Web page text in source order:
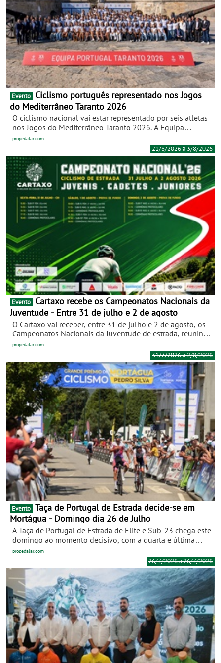
Evento
do Mediterrâneo Taranto 2026
O ciclismo nacional vai estar representado por seis atletas
nos Jogos do Mediterrâneo Taranto 2026. A Equipa
Portugal foi oficialmente apresentada esta segunda-feira,
na Fortaleza de São Julião da Barra, em Oeiras. A
competição vai decorrer entre 21 de agosto e 3 de
setembro, em Taranto, Itália, reunindo cerca de 5.000
atletas de 26 países.
propedalar.com
21/8/2026 a 3/8/2026
Evento
Juventude - Entre 31 de julho e 2 de agosto
O Cartaxo vai receber, entre 31 de julho e 2 de agosto, os
Campeonatos Nacionais da Juventude de estrada, reunindo
os melhores jovens ciclistas portugueses na luta pelos
títulos nacionais de contrarrelógio e fundo nas categorias
de juvenis (sub-15), cadetes (sub-17) e juniores (sub-19).
propedalar.com
31/7/2026 a 2/8/2026
Evento
Mortágua - Domingo dia 26 de Julho
A Taça de Portugal de Estrada de Elite e Sub-23 chega este
domingo ao momento decisivo, com a quarta e última
prova pontuável desta edição, no 24.º Grande Prémio de
Ciclismo Mortágua - Pedro Silva. Organizada pelo Velo
Clube do Centro, a prova presta homenagem a Pedro Silva,
fundador do clube e antigo ciclista profissional natural de
Mortágua, falecido em 2021.
propedalar.com
26/7/2026 a 26/7/2026